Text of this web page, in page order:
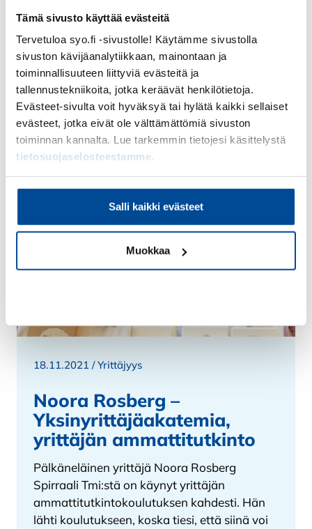
Tämä sivusto käyttää evästeitä
Tervetuloa syo.fi -sivustolle! Käytämme sivustolla
sivuston kävijäanalytiikkaan, mainontaan ja
toiminnallisuuteen liittyviä evästeitä ja
tallennustekniikoita, jotka keräävät henkilötietoja.
Evästeet-sivulta voit hyväksyä tai hylätä kaikki sellaiset
evästeet, jotka eivät ole välttämättömiä sivuston
toiminnan kannalta. Lue tarkemmin tietojesi käsittelystä
tietosuojaselosteestamme.
Salli kaikki evästeet
Muokkaa
Lue lisää
18.11.2021 /Yrittäjyys
Noora Rosberg –
Yksinyrittäjäakatemia,
yrittäjän ammattitutkinto
Pälkäneläinen yrittäjä Noora Rosberg
Spirraali Tmi:stä on käynyt yrittäjän
ammattitutkintokoulutuksen kahdesti. Hän
lähti koulutukseen, koska tiesi, että siinä voi